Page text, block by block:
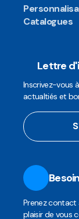
Catalogues
Lettre
Inscrivez-vous
actualtiés et
Prenez contact
plaisir de vous